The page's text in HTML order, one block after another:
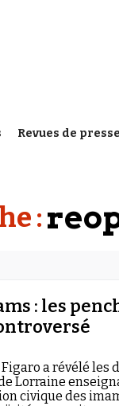
Revues de presse
:
: les
a révélé les
Lorraine
civique des